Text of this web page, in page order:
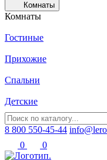
Комнаты
Комнаты
Гостиные
Прихожие
Спальни
Детские
8 800 550-45-44
0
0